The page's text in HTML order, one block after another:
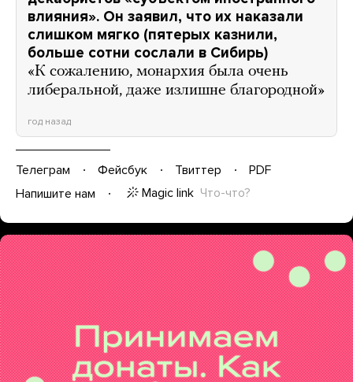
влияния». Он заявил, что их наказали
слишком мягко (пятерых казнили,
больше сотни сослали в Сибирь)
«К сожалению, монархия была очень
либеральной, даже излишне благородной»
год назад
Телеграм Фейсбук Твиттер
PDF
Напишите нам
Magic link Что-что?